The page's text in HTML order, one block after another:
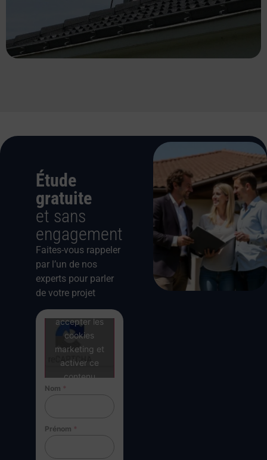
Étude
gratuite
et sans
engagement
Faites-vous rappeler
par l’un de nos
experts pour parler
de votre projet
Cliquez pour
accepter les
cookies
marketing et
activer ce
contenu
Nom *
Prénom *